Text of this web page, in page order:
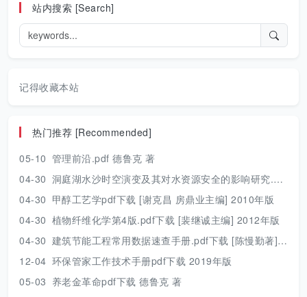
站内搜索 [Search]
记得收藏本站
热门推荐 [Recommended]
05-10 管理前沿.pdf 德鲁克 著
04-30 洞庭湖水沙时空演变及其对水资源安全的影响研究.pdf 胡光伟 著 2017年版
04-30 甲醇工艺学pdf下载 [谢克昌 房鼎业主编] 2010年版
04-30 植物纤维化学第4版.pdf下载 [裴继诚主编] 2012年版
04-30 建筑节能工程常用数据速查手册.pdf下载 [陈慢勤著] 2010年版
12-04 环保管家工作技术手册pdf下载 2019年版
05-03 养老金革命pdf下载 德鲁克 著